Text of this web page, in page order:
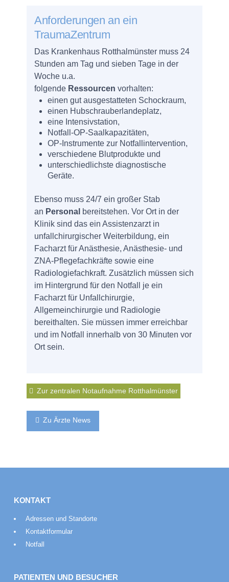
Anforderungen an ein
TraumaZentrum
Das Krankenhaus Rotthalmünster muss 24
Stunden am Tag und sieben Tage in der
Woche u.a.
folgende Ressourcen vorhalten:
einen gut ausgestatteten Schockraum,
einen Hubschrauberlandeplatz,
eine Intensivstation,
Notfall-OP-Saalkapazitäten,
OP-Instrumente zur Notfallintervention,
verschiedene Blutprodukte und
unterschiedlichste diagnostische
Geräte.
Ebenso muss 24/7 ein großer Stab
an Personal bereitstehen. Vor Ort in der
Klinik sind das ein Assistenzarzt in
unfallchirurgischer Weiterbildung, ein
Facharzt für Anästhesie, Anästhesie- und
ZNA-Pflegefachkräfte sowie eine
Radiologiefachkraft. Zusätzlich müssen sich
im Hintergrund für den Notfall je ein
Facharzt für Unfallchirurgie,
Allgemeinchirurgie und Radiologie
bereithalten. Sie müssen immer erreichbar
und im Notfall innerhalb von 30 Minuten vor
Ort sein.
Zur zentralen Notaufnahme Rotthalmünster
Zu Ärzte News
KONTAKT
Adressen und Standorte
Kontaktformular
Notfall
PATIENTEN UND BESUCHER